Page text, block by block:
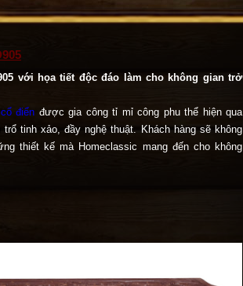
với họa tiết độc đáo làm cho không gian trở
điển được gia công tỉ mỉ công phu thể hiện qua
tinh xảo, đầy nghệ thuật. Khách hàng sẽ không
thiết kế mà Homeclassic mang đến cho không